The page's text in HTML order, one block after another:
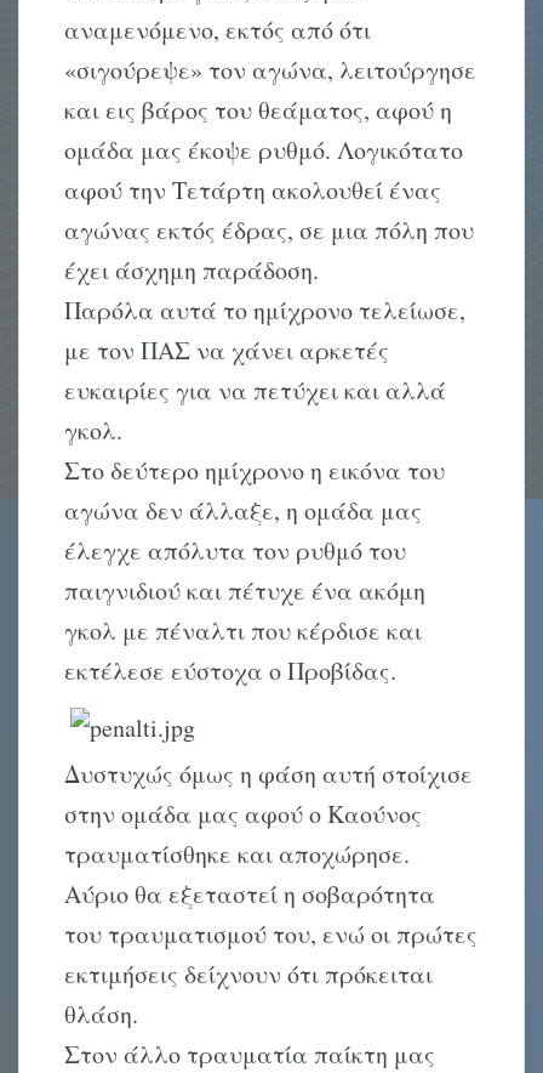
αναμενόμενο, εκτός από ότι
«σιγούρεψε» τον αγώνα, λειτούργησε
και εις βάρος του θεάματος, αφού η
ομάδα μας έκοψε ρυθμό. Λογικότατο
αφού την Τετάρτη ακολουθεί ένας
αγώνας εκτός έδρας, σε μια πόλη που
έχει άσχημη παράδοση.
Παρόλα αυτά το ημίχρονο τελείωσε,
με τον ΠΑΣ να χάνει αρκετές
ευκαιρίες για να πετύχει και αλλά
γκολ.
Στο δεύτερο ημίχρονο η εικόνα του
αγώνα δεν άλλαξε, η ομάδα μας
έλεγχε απόλυτα τον ρυθμό του
παιγνιδιού και πέτυχε ένα ακόμη
γκολ με πέναλτι που κέρδισε και
εκτέλεσε εύστοχα ο Προβίδας.
Δυστυχώς όμως η φάση αυτή στοίχισε
στην ομάδα μας αφού ο Καούνος
τραυματίσθηκε και αποχώρησε.
Αύριο θα εξεταστεί η σοβαρότητα
του τραυματισμού του, ενώ οι πρώτες
εκτιμήσεις δείχνουν ότι πρόκειται
θλάση.
Στον άλλο τραυματία παίκτη μας